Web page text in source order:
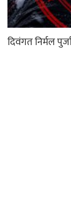
दिवंगत निर्मल